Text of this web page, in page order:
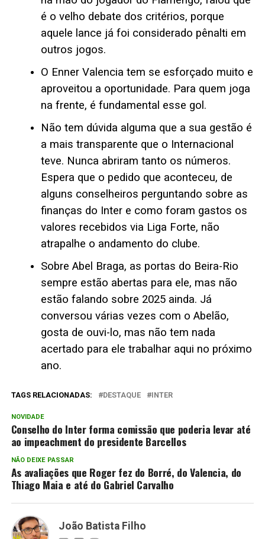
é o velho debate dos critérios, porque
aquele lance já foi considerado pênalti em
outros jogos.
O Enner Valencia tem se esforçado muito e
aproveitou a oportunidade. Para quem joga
na frente, é fundamental esse gol.
Não tem dúvida alguma que a sua gestão é
a mais transparente que o Internacional
teve. Nunca abriram tanto os números.
Espera que o pedido que aconteceu, de
alguns conselheiros perguntando sobre as
finanças do Inter e como foram gastos os
valores recebidos via Liga Forte, não
atrapalhe o andamento do clube.
Sobre Abel Braga, as portas do Beira-Rio
sempre estão abertas para ele, mas não
estão falando sobre 2025 ainda. Já
conversou várias vezes com o Abelão,
gosta de ouvi-lo, mas não tem nada
acertado para ele trabalhar aqui no próximo
ano.
TAGS RELACIONADAS: DESTAQUE INTER
NOVIDADE
Conselho do Inter forma comissão que poderia levar até
ao impeachment do presidente Barcellos
NÃO DEIXE PASSAR
As avaliações que Roger fez do Borré, do Valencia, do
Thiago Maia e até do Gabriel Carvalho
João Batista Filho